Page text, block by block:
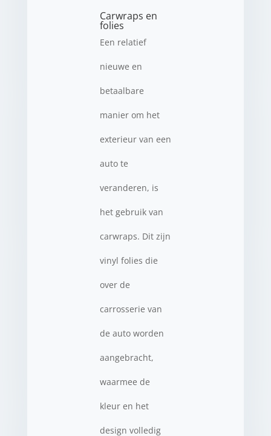
Carwraps en
folies
Een relatief
nieuwe en
betaalbare
manier om het
exterieur van een
auto te
veranderen, is
het gebruik van
carwraps. Dit zijn
vinyl folies die
over de
carrosserie van
de auto worden
aangebracht,
waarmee de
kleur en het
design volledig